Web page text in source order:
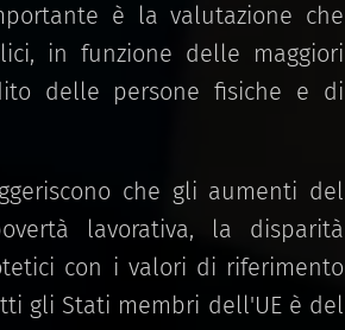
è la valutazione che
in funzione delle maggiori
delle persone fisiche e di
che gli aumenti del
lavorativa, la disparità
con i valori di riferimento
gli Stati membri dell'UE è del